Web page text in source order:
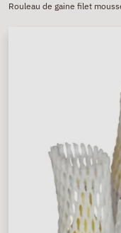
Rouleau de gaine filet